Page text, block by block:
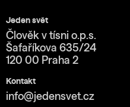
Jeden svět
Člověk v tísni o.p.s.
Šafaříkova 635/24
120 00 Praha 2
Kontakt
info@jedensvet.cz